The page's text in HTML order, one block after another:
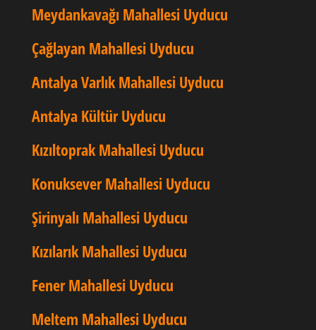
Meydankavağı Mahallesi Uyducu
Çağlayan Mahallesi Uyducu
Antalya Varlık Mahallesi Uyducu
Antalya Kültür Uyducu
Kızıltoprak Mahallesi Uyducu
Konuksever Mahallesi Uyducu
Şirinyalı Mahallesi Uyducu
Kızılarık Mahallesi Uyducu
Fener Mahallesi Uyducu
Meltem Mahallesi Uyducu